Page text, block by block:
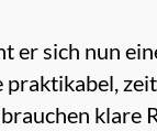
er sich nun
praktikabel,